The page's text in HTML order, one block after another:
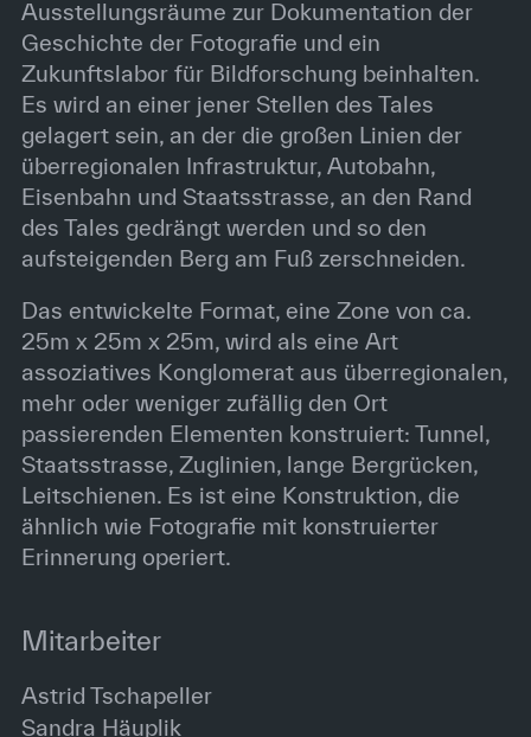
Ausstellungsräume zur Dokumentation der
Geschichte der Fotografie und ein
Zukunftslabor für Bildforschung beinhalten.
Es wird an einer jener Stellen des Tales
gelagert sein, an der die großen Linien der
überregionalen Infrastruktur, Autobahn,
Eisenbahn und Staatsstrasse, an den Rand
des Tales gedrängt werden und so den
aufsteigenden Berg am Fuß zerschneiden.
Das entwickelte Format, eine Zone von ca.
25m x 25m x 25m, wird als eine Art
assoziatives Konglomerat aus überregionalen,
mehr oder weniger zufällig den Ort
passierenden Elementen konstruiert: Tunnel,
Staatsstrasse, Zuglinien, lange Bergrücken,
Leitschienen. Es ist eine Konstruktion, die
ähnlich wie Fotografie mit konstruierter
Erinnerung operiert.
Mitarbeiter
Astrid Tschapeller
Sandra Häuplik